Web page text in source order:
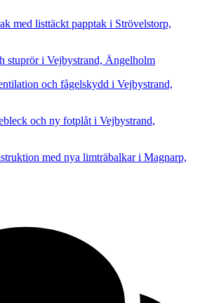
med listtäckt papptak i Strövelstorp,
stuprör i Vejbystrand, Ängelholm
och fågelskydd i Vejbystrand,
och ny fotplåt i Vejbystrand,
med nya limträbalkar i Magnarp,